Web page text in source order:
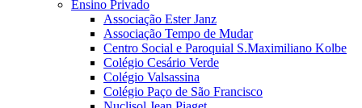
Ensino Privado
Associação Ester Janz
Associação Tempo de Mudar
Centro Social e Paroquial S.Maximiliano Kolbe
Colégio Cesário Verde
Colégio Valsassina
Colégio Paço de São Francisco